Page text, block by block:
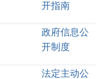
开指南
政府信息公
开制度
法定主动公